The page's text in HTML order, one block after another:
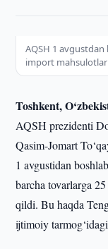
AQSH 1
import
Toshkent,
AQSH prezidenti
Qasim-Jomart
1 avgustidan
barcha tovarlarga
qildi. Bu haqda
ijtimoiy